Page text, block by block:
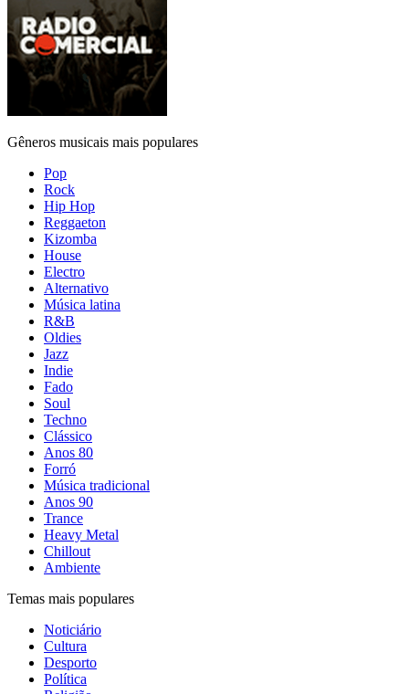
Gêneros musicais mais populares
Pop
Rock
Hip Hop
Reggaeton
Kizomba
House
Electro
Alternativo
Música latina
R&B
Oldies
Jazz
Indie
Fado
Soul
Techno
Clássico
Anos 80
Forró
Música tradicional
Anos 90
Trance
Heavy Metal
Chillout
Ambiente
Temas mais populares
Noticiário
Cultura
Desporto
Política